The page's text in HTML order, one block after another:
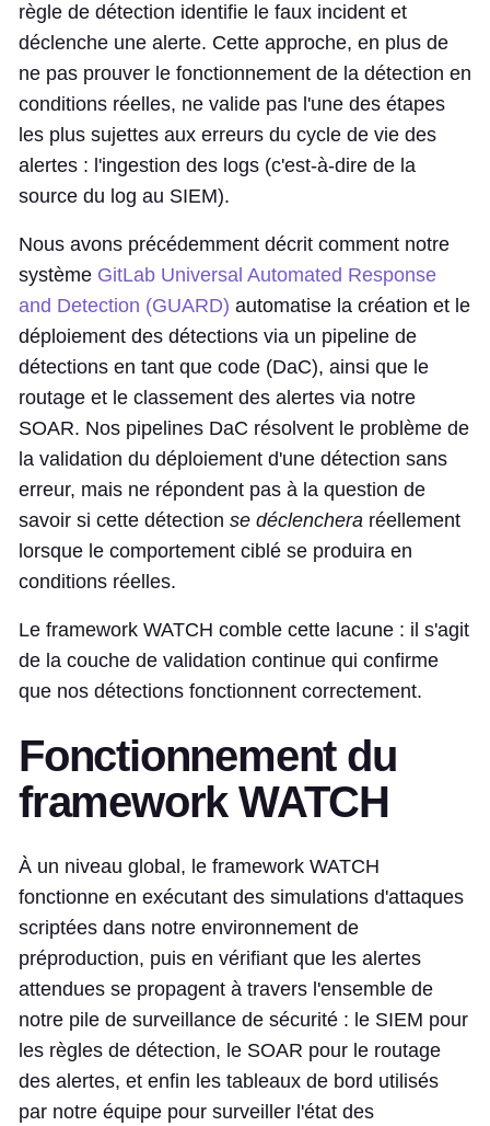
règle de détection identifie le faux incident et
déclenche une alerte. Cette approche, en plus de
ne pas prouver le fonctionnement de la détection en
conditions réelles, ne valide pas l'une des étapes
les plus sujettes aux erreurs du cycle de vie des
alertes : l'ingestion des logs (c'est-à-dire de la
source du log au SIEM).
Nous avons précédemment décrit comment notre
système GitLab Universal Automated Response
and Detection (GUARD) automatise la création et le
déploiement des détections via un pipeline de
détections en tant que code (DaC), ainsi que le
routage et le classement des alertes via notre
SOAR. Nos pipelines DaC résolvent le problème de
la validation du déploiement d'une détection sans
erreur, mais ne répondent pas à la question de
savoir si cette détection se déclenchera réellement
lorsque le comportement ciblé se produira en
conditions réelles.
Le framework WATCH comble cette lacune : il s'agit
de la couche de validation continue qui confirme
que nos détections fonctionnent correctement.
Fonctionnement du
framework WATCH
À un niveau global, le framework WATCH
fonctionne en exécutant des simulations d'attaques
scriptées dans notre environnement de
préproduction, puis en vérifiant que les alertes
attendues se propagent à travers l'ensemble de
notre pile de surveillance de sécurité : le SIEM pour
les règles de détection, le SOAR pour le routage
des alertes, et enfin les tableaux de bord utilisés
par notre équipe pour surveiller l'état des